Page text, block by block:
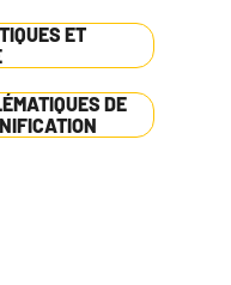
ET
DE